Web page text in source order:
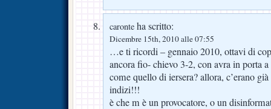
caronte ha scritto:
Dicembre 15th, 2010 alle 07:55
…e ti ricordi – gennaio 2010, ottavi di
ancora fio- chievo 3-2, con avra in porta
come quello di iersera? allora, c’erano
indizi!!!
è che m è un provocatore, o un